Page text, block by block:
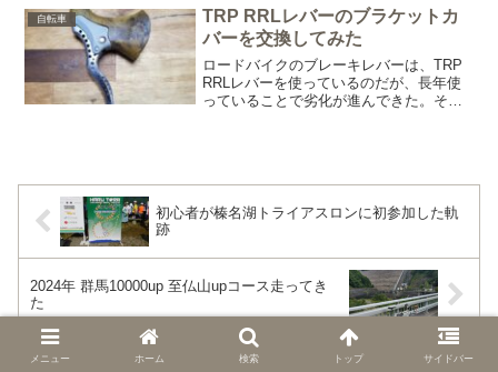
山upコース走ってきました。90キロのコ
ースです。スタ...
自転車
TRP RRLレバーのブラケットカ
バーを交換してみた
ロードバイクのブレーキレバーは、TRP
RRLレバーを使っているのだが、長年使
っていることで劣化が進んできた。そこ
初心者が榛名湖トライアスロンに初参加した軌
跡
2024年 群馬10000up 至仏山upコース走ってき
た
メニュー ホーム 検索 トップ サイドバー